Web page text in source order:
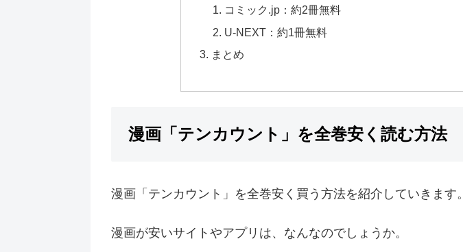
コミック.jp：約2冊無料
U-NEXT：約1冊無料
まとめ
漫画「テンカウント」を全巻安く読む方法
漫画「テンカウント」を全巻安く買う方法を紹介していきます。
漫画が安いサイトやアプリは、なんなのでしょうか。